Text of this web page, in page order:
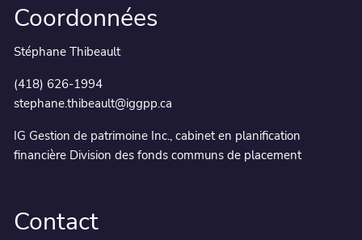
Coordonnées
Stéphane Thibeault
(418) 626-1994
stephane.thibeault@iggpp.ca
IG Gestion de patrimoine Inc., cabinet en planification
financière Division des fonds communs de placement
Contact